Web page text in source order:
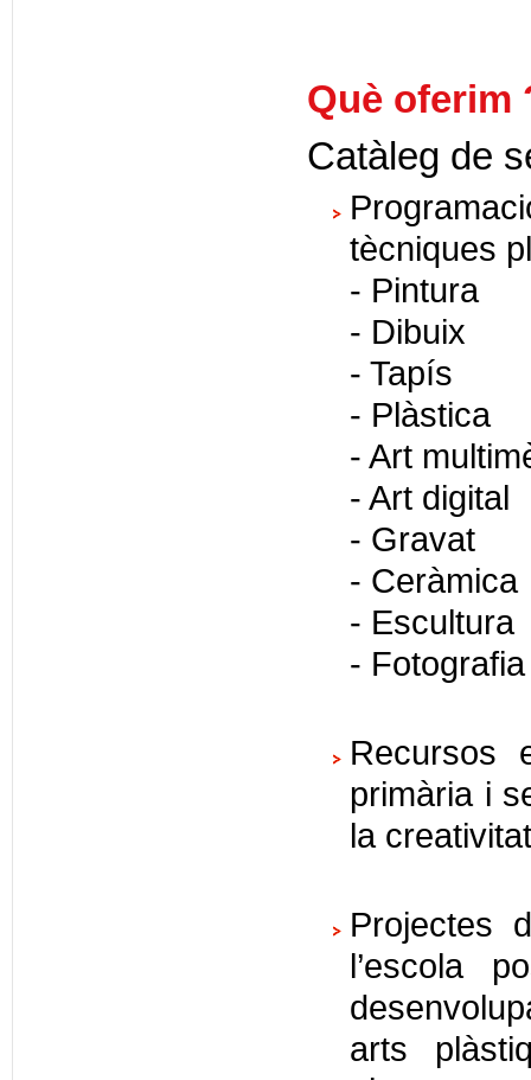
Què oferim
Catàleg de
tècniques
- Pintura
- Dibuix
- Tapís
- Plàstica
- Art
- Art digital
- Gravat
- Ceràmica
- Escultura
- Fotografia
Recursos
primària i
la
Projectes
l’escola
arts